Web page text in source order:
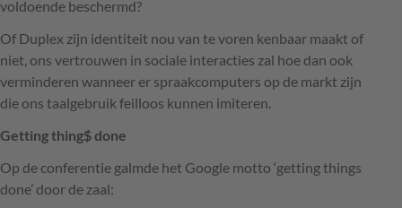
voldoende beschermd?
Of Duplex zijn identiteit nou van te voren kenbaar maakt of
niet, ons vertrouwen in sociale interacties zal hoe dan ook
verminderen wanneer er spraakcomputers op de markt zijn
die ons taalgebruik feilloos kunnen imiteren.
Getting thing$ done
Op de conferentie galmde het Google motto ‘getting things
done’ door de zaal: